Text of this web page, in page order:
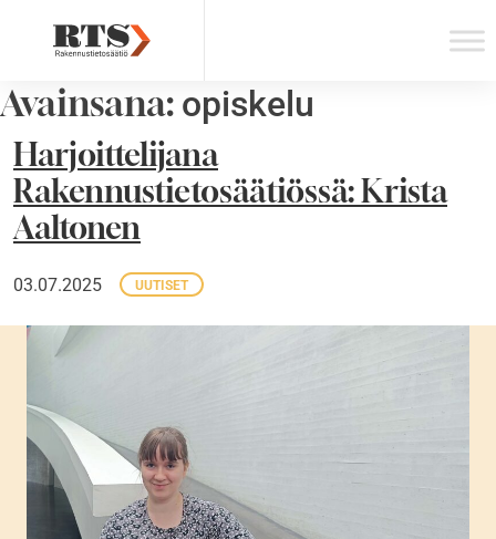
Avainsana: opiskelu
Harjoittelijana
Rakennustietosäätiössä: Krista
Aaltonen
03.07.2025 UUTISET